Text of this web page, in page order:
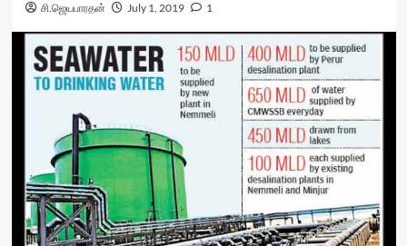
சி.ஜெயபாரதன் July 1, 2019 1